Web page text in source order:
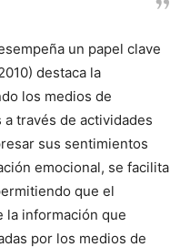
un papel clave
destaca la
los medios de
través de actividades
sus sentimientos
emocional, se facilita
que el
la información que
por los medios de